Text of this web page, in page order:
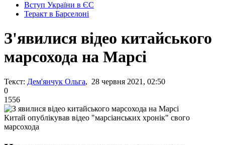
Вступ України в ЄС
Теракт в Барселоні
З'явилися відео китайського
марсохода на Марсі
Текст: Дем'янчук Ольга, 28 червня 2021, 02:50
0
1556
Китай опублікував відео "марсіанських хронік" свого
марсохода